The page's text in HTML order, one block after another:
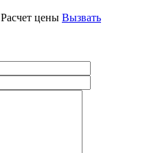
Расчет цены Вызвать